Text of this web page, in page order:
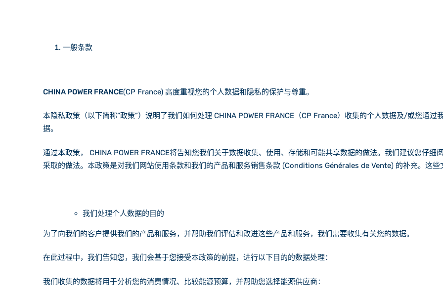
一般条款
CHINA POWER FRANCE(CP France) 高度重视您的个人数据和隐私的保护与尊重。
本隐私政策（以下简称“政策”）说明了我们如何处理 CHINA POWER FRANCE（CP France）收集的个人数据及/或您通
据。
通过本政策， CHINA POWER FRANCE将告知您我们关于数据收集、使用、存储和可能共享数据的做法。我们建议您仔
采取的做法。本政策是对我们网站使用条款和我们的产品和服务销售条款 (Conditions Générales de Vente) 的补充。这些
我们处理个人数据的目的
为了向我们的客户提供我们的产品和服务，并帮助我们评估和改进这些产品和服务，我们需要收集有关您的数据。
在此过程中，我们告知您，我们会基于您接受本政策的前提，进行以下目的的数据处理：
我们收集的数据将用于分析您的消费情况、比较能源预算，并帮助您选择能源供应商：